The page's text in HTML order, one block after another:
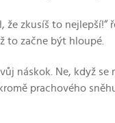
že zkusíš to
to začne být hloupé.
náskok. Ne, když
prachového